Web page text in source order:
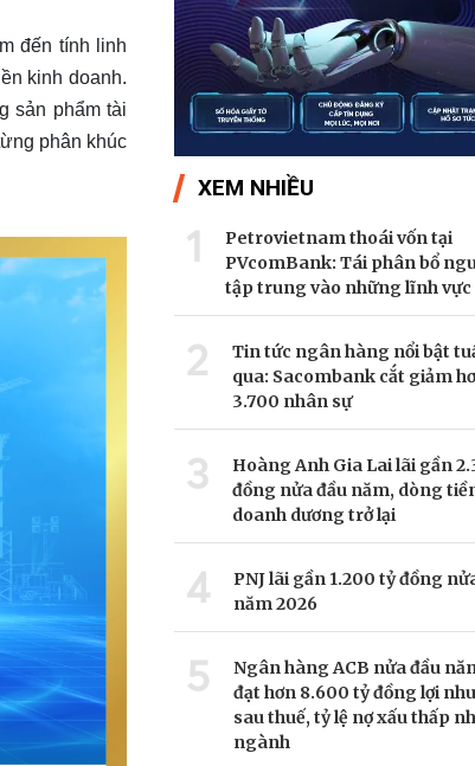
đến tính linh
kinh doanh.
sản phẩm tài
phân khúc
XEM NHIỀU
1
Petrovietnam thoái vốn tại
PVcomBank: Tái phân bổ
tập trung vào những lĩnh vực
2
Tin tức ngân hàng nổi bật
qua: Sacombank cắt giảm
3.700 nhân sự
3
Hoàng Anh Gia Lai lãi gần
đồng nửa đầu năm, dòng
doanh dương trở lại
4
PNJ lãi gần 1.200 tỷ đồng
năm 2026
5
Ngân hàng ACB nửa đầu
đạt hơn 8.600 tỷ đồng lợi
sau thuế, tỷ lệ nợ xấu thấp
ngành